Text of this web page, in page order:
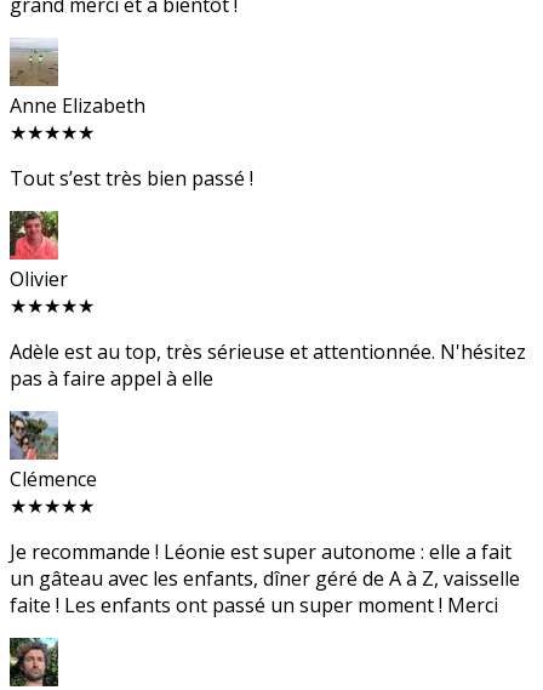
Anne Elizabeth
★★★★★
Tout s’est très bien passé !
Olivier
★★★★★
Adèle est au top, très sérieuse et attentionnée. N'hésitez
pas à faire appel à elle
Clémence
★★★★★
Je recommande ! Léonie est super autonome : elle a fait
un gâteau avec les enfants, dîner géré de A à Z, vaisselle
faite ! Les enfants ont passé un super moment ! Merci